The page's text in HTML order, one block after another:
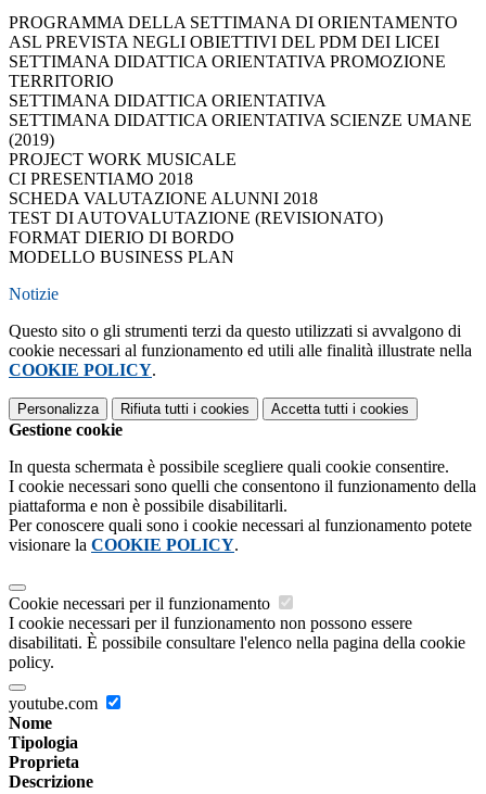
PROGRAMMA DELLA SETTIMANA DI ORIENTAMENTO
ASL PREVISTA NEGLI OBIETTIVI DEL PDM DEI LICEI
SETTIMANA DIDATTICA ORIENTATIVA PROMOZIONE
TERRITORIO
SETTIMANA DIDATTICA ORIENTATIVA
SETTIMANA DIDATTICA ORIENTATIVA SCIENZE UMANE
(2019)
PROJECT WORK MUSICALE
CI PRESENTIAMO 2018
SCHEDA VALUTAZIONE ALUNNI 2018
TEST DI AUTOVALUTAZIONE (REVISIONATO)
FORMAT DIERIO DI BORDO
MODELLO BUSINESS PLAN
Notizie
Questo sito o gli strumenti terzi da questo utilizzati si avvalgono di
cookie necessari al funzionamento ed utili alle finalità illustrate nella
COOKIE POLICY.
Personalizza Rifiuta tutti i cookies Accetta tutti i cookies
Gestione cookie
In questa schermata è possibile scegliere quali cookie consentire.
I cookie necessari sono quelli che consentono il funzionamento della
piattaforma e non è possibile disabilitarli.
Per conoscere quali sono i cookie necessari al funzionamento potete
visionare la COOKIE POLICY.
Cookie necessari per il funzionamento
I cookie necessari per il funzionamento non possono essere
disabilitati. È possibile consultare l'elenco nella pagina della cookie
policy.
youtube.com
Nome
Tipologia
Proprieta
Descrizione